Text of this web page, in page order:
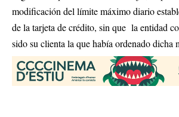
modificación del límite máximo diario
de la tarjeta de crédito, sin que la entidad
sido su clienta la que había ordenado dicha